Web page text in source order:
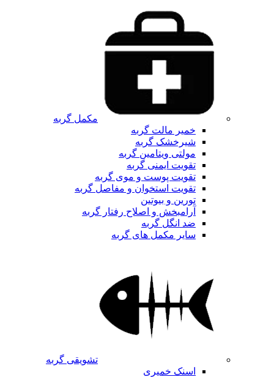
مکمل گربه
خمیر مالت گربه
شیرخشک گربه
مولتی ویتامین گربه
تقویت ایمنی گربه
تقویت پوست و موی گربه
تقویت استخوان و مفاصل گربه
تورین و بیوتین
آرامبخش و اصلاح رفتار گربه
ضد انگل گربه
سایر مکمل های گربه
تشویقی گربه
اسنک خمیری